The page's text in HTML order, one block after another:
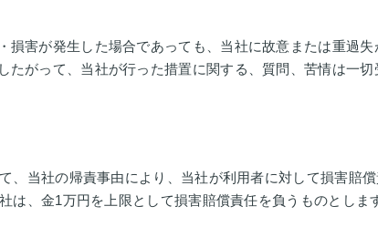
損害が発生した場合であっても、当社に故意または重過
たがって、当社が行った措置に関する、質問、苦情は一切
、当社の帰責事由により、当社が利用者に対して損害賠
は、金1万円を上限として損害賠償責任を負うものとしま